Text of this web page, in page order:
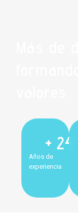
Años de
experiencia
+ 24